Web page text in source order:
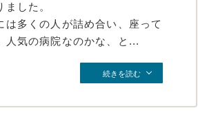
した。
多くの人が詰め合い、座って
人気の病院なのかな、と...
続きを読む